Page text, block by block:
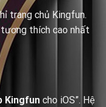
trang chủ Kingfun.
thích cao nhất
Kingfun cho iOS”. Hệ